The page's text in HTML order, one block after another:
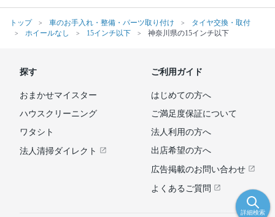
トップ 車のお手入れ・整備・パーツ取り付け
タイヤ交換・取付
ホイールなし
15インチ以下 神奈川県の15インチ以下
詳細検索
探す
おまかせマイスター
ハウスクリーニング
ワタシト
法人清掃ダイレクト
ご利用ガイド
はじめての方へ
ご満足度保証について
法人利用の方へ
出店希望の方へ
広告掲載のお問い合わせ
よくあるご質問